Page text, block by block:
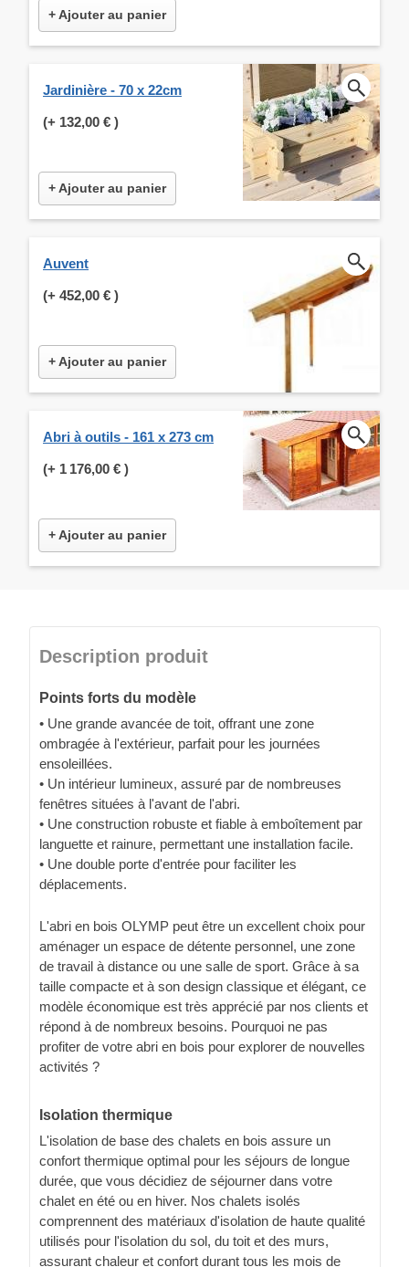
+ Ajouter au panier
Jardinière - 70 x 22cm
(+ 132,00 € )
+ Ajouter au panier
Auvent
(+ 452,00 € )
+ Ajouter au panier
Abri à outils - 161 x 273 cm
(+ 1 176,00 € )
+ Ajouter au panier
Description produit
Points forts du modèle
• Une grande avancée de toit, offrant une zone
ombragée à l'extérieur, parfait pour les journées
ensoleillées.
• Un intérieur lumineux, assuré par de nombreuses
fenêtres situées à l'avant de l'abri.
• Une construction robuste et fiable à emboîtement par
languette et rainure, permettant une installation facile.
• Une double porte d'entrée pour faciliter les
déplacements.
L'abri en bois OLYMP peut être un excellent choix pour
aménager un espace de détente personnel, une zone
de travail à distance ou une salle de sport. Grâce à sa
taille compacte et à son design classique et élégant, ce
modèle économique est très apprécié par nos clients et
répond à de nombreux besoins. Pourquoi ne pas
profiter de votre abri en bois pour explorer de nouvelles
activités ?
Isolation thermique
L'isolation de base des chalets en bois assure un
confort thermique optimal pour les séjours de longue
durée, que vous décidiez de séjourner dans votre
chalet en été ou en hiver. Nos chalets isolés
comprennent des matériaux d'isolation de haute qualité
utilisés pour l'isolation du sol, du toit et des murs,
assurant chaleur et confort durant tous les mois de